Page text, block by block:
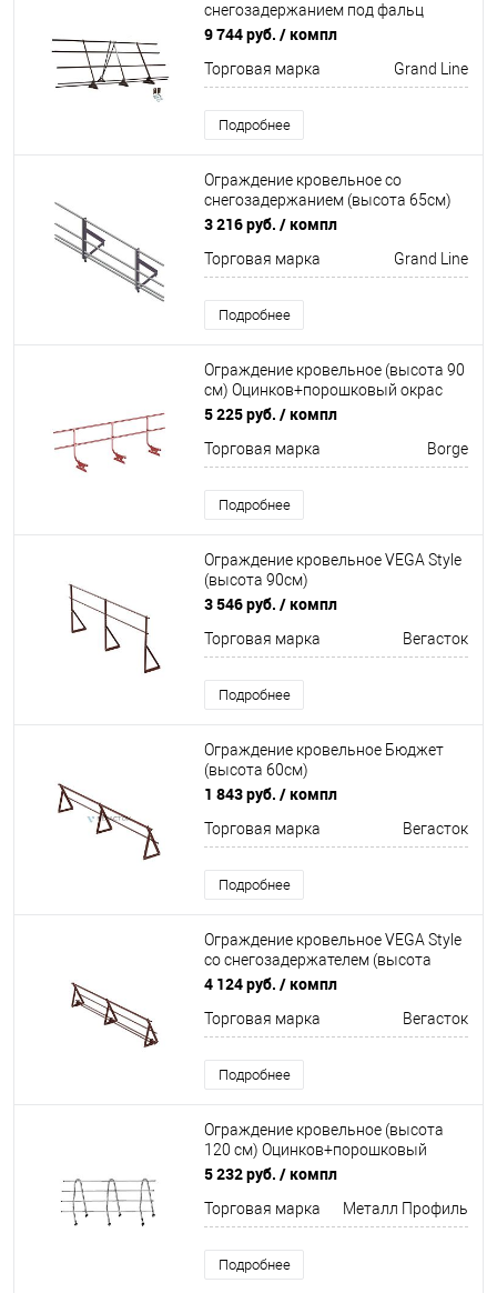
снегозадержанием под фальц
(высота 120см)
3000мм Grand Line
9 744 руб. / компл
Торговая марка Grand Line
Подробнее
Ограждение кровельное со
снегозадержанием (высота 65см)
Optima Оцинков+порошковый окрас
3 216 руб. / компл
Торговая марка Grand Line
Подробнее
Ограждение кровельное (высота 90
см) Оцинков+порошковый окрас
3000мм Borge
5 225 руб. / компл
Торговая марка Borge
Подробнее
Ограждение кровельное VEGA Style
(высота 90см)
Оцинков+порошковый окрас
3 546 руб. / компл
Торговая марка Вегасток
Подробнее
Ограждение кровельное Бюджет
(высота 60см)
Неоцинков+порошковый окрас
1 843 руб. / компл
Торговая марка Вегасток
Подробнее
Ограждение кровельное VEGA Style
со снегозадержателем (высота
60см) Оцинков+порошковый окрас
4 124 руб. / компл
Торговая марка Вегасток
Подробнее
Ограждение кровельное (высота
120 см) Оцинков+порошковый
окрас 3000мм Металл Профиль
5 232 руб. / компл
Торговая марка Металл Профиль
Подробнее